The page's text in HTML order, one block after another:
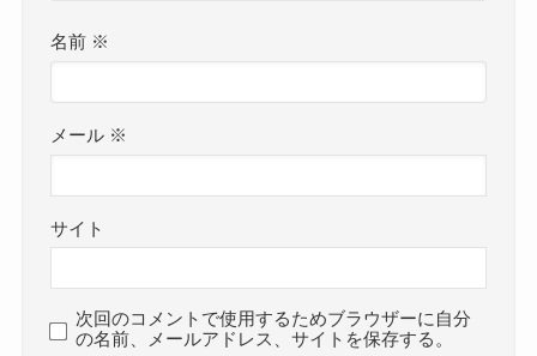
名前 ※
メール ※
サイト
次回のコメントで使用するためブラウザーに自分
の名前、メールアドレス、サイトを保存する。